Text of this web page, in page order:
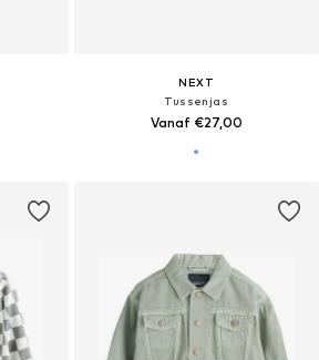
NEXT
Tussenjas
Vanaf €27,00